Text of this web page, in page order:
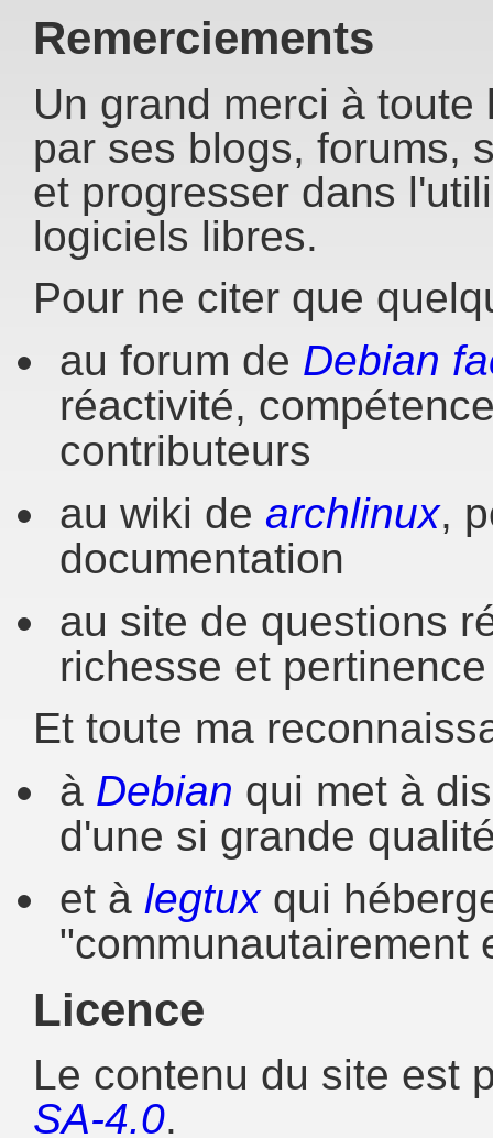
Remerciements
Un grand merci à
par ses blogs, forums,
et progresser dans
logiciels libres.
Pour ne citer que
au forum de Debian
réactivité,
contributeurs
au wiki de archlinux,
documentation
au site de questions
richesse et pertinence
Et toute ma
à Debian qui met à
d'une si grande
et à legtuxqui
"communautairement
Licence
Le contenu du site est
SA-4.0.